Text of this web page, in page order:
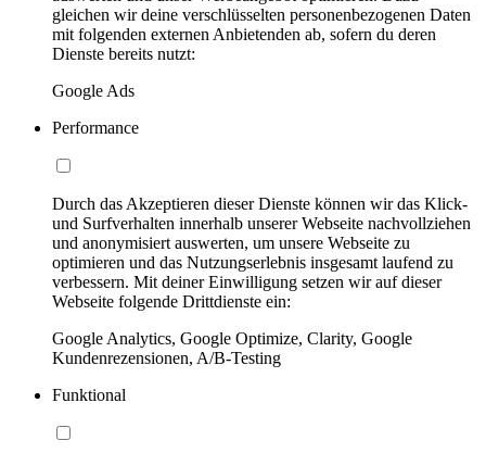
gleichen wir deine verschlüsselten personenbezogenen Daten
mit folgenden externen Anbietenden ab, sofern du deren
Dienste bereits nutzt:
Google Ads
Performance
Durch das Akzeptieren dieser Dienste können wir das Klick-
und Surfverhalten innerhalb unserer Webseite nachvollziehen
und anonymisiert auswerten, um unsere Webseite zu
optimieren und das Nutzungserlebnis insgesamt laufend zu
verbessern. Mit deiner Einwilligung setzen wir auf dieser
Webseite folgende Drittdienste ein:
Google Analytics, Google Optimize, Clarity, Google
Kundenrezensionen, A/B-Testing
Funktional